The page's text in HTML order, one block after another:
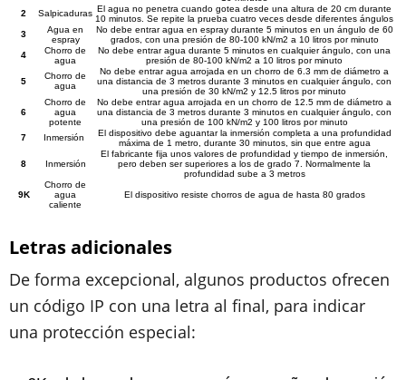
2
Salpicaduras El agua no penetra cuando gotea desde una altura de 20 cm durante
10 minutos. Se repite la prueba cuatro veces desde diferentes ángulos
3
Agua en
espray
No debe entrar agua en espray durante 5 minutos en un ángulo de 60
grados, con una presión de 80-100 kN/m2 a 10 litros por minuto
4
Chorro de
agua
No debe entrar agua durante 5 minutos en cualquier ángulo, con una
presión de 80-100 kN/m2 a 10 litros por minuto
5
Chorro de
agua
No debe entrar agua arrojada en un chorro de 6.3 mm de diámetro a
una distancia de 3 metros durante 3 minutos en cualquier ángulo, con
una presión de 30 kN/m2 y 12.5 litros por minuto
6
Chorro de
agua
potente
No debe entrar agua arrojada en un chorro de 12.5 mm de diámetro a
una distancia de 3 metros durante 3 minutos en cualquier ángulo, con
una presión de 100 kN/m2 y 100 litros por minuto
7
Inmersión
El dispositivo debe aguantar la inmersión completa a una profundidad
máxima de 1 metro, durante 30 minutos, sin que entre agua
8 Inmersión
El fabricante fija unos valores de profundidad y tiempo de inmersión,
pero deben ser superiores a los de grado 7. Normalmente la
profundidad sube a 3 metros
9K
Chorro de
agua
caliente
El dispositivo resiste chorros de agua de hasta 80 grados
Letras adicionales
De forma excepcional, algunos productos ofrecen
un código IP con una letra al final, para indicar
una protección especial: